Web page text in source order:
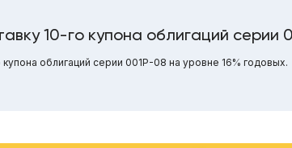
10-го купона облигаций серии
облигаций серии 001Р-08 на уровне 16% годовых.